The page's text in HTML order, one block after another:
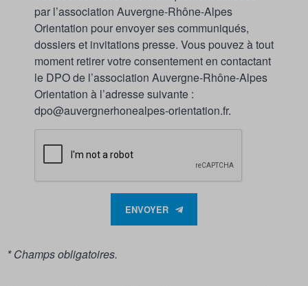
par l’association Auvergne-Rhône-Alpes
Orientation pour envoyer ses communiqués,
dossiers et invitations presse. Vous pouvez à tout
moment retirer votre consentement en contactant
le DPO de l’association Auvergne-Rhône-Alpes
Orientation à l’adresse suivante :
dpo@auvergnerhonealpes-orientation.fr.
ENVOYER
* Champs obligatoires.